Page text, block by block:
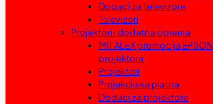
Dodaci za televizore
Televizori
Projektori i dodatna oprema
MIT ALEX promocija EPSON
projektora
Projektori
Projekcijska platna
Dodaci za projektore